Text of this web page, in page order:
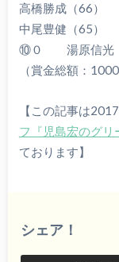
高橋勝成（66）
中尾豊健（65）
⑩０ 湯原信光（
（賞金総額：
【この記事は
フ『児島宏のグリ
ております】
シェア！